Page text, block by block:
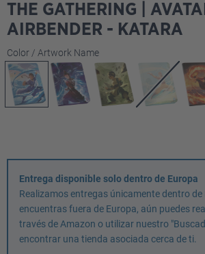
THE GATHERING |
AIRBENDER - KATARA
Seleccione
Color / Artwork Name
Entrega disponible solo dentro de Europa
Realizamos entregas únicamente dentro de
encuentras fuera de Europa, aún puedes
través de Amazon o utilizar nuestro
encontrar una tienda asociada cerca de ti.